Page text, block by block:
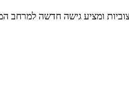
ומציע גישה חדשה